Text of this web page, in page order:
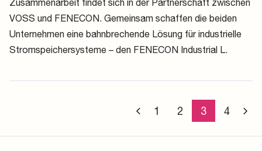
VOSS und FENECON. Gemeinsam schaffen die beiden
Unternehmen eine bahnbrechende Lösung für industrielle
Stromspeichersysteme – den FENECON Industrial L.
« 1 2 3 4 »